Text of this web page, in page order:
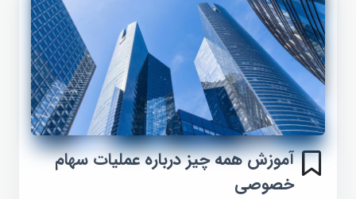
آموزش همه چیز درباره عملیات سهام
خصوصی